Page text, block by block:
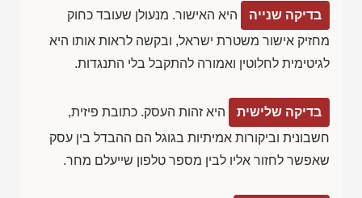
בדיקה שנייה
היא האישור. מנעולן שעובד כחוק
מחזיק אישור משטרת ישראל, ובקשה לראות אותו היא
לגיטימית לחלוטין ואמורה להתקבל בלי התנגדות.
בדיקה שלישית
היא זהות העסק. כתובת פיזית,
חשבונית וביקורות אמיתיות בגוגל הם ההבדל בין עסק
שאפשר לחזור אליו לבין מספר טלפון שייעלם מחר.